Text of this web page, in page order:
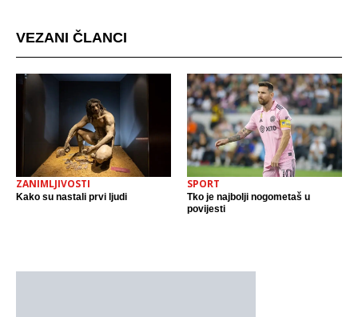
VEZANI ČLANCI
ZANIMLJIVOSTI
Kako su nastali prvi ljudi
SPORT
Tko je najbolji nogometaš u
povijesti